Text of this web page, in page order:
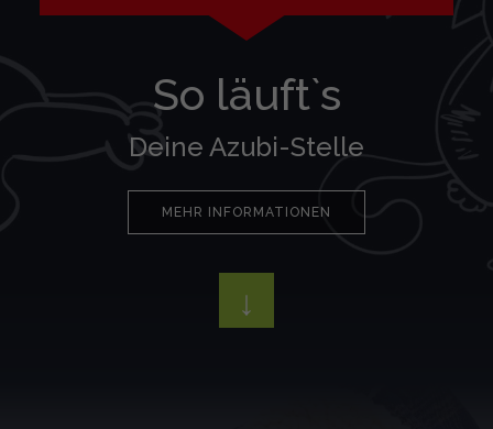
So läuft`s
Deine Azubi-Stelle
MEHR INFORMATIONEN
↓